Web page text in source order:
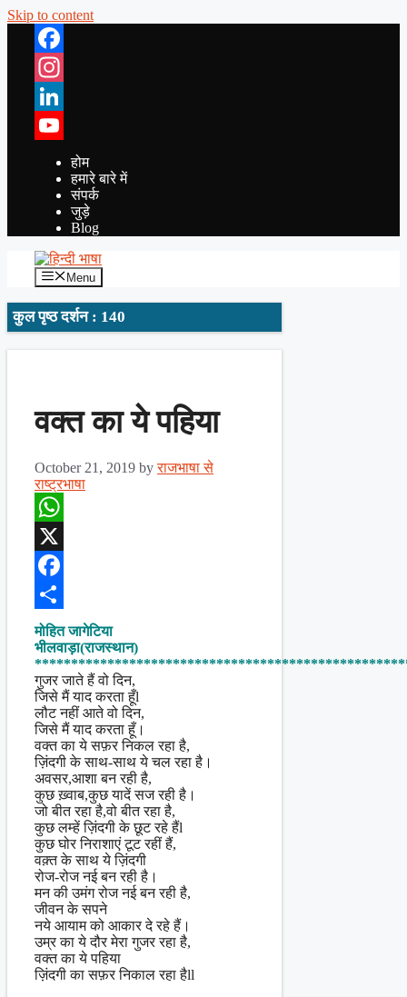
Skip to content
Facebook
Instagram
LinkedIn
YouTube
होम
हमारे बारे में
संपर्क
जुड़े
Blog
Menu
कुल पृष्ठ दर्शन : 140
वक्त का ये पहिया
October 21, 2019 byराजभाषा से
राष्ट्रभाषा
WhatsApp
X
Facebook
Share
मोहित जागेटिया
भीलवाड़ा(राजस्थान)
गुजर जाते हैं वो दिन,
जिसे मैं याद करता हूँl
लौट नहीं आते वो दिन,
जिसे मैं याद करता हूँ।
वक्त का ये सफ़र निकल रहा है,
ज़िंदगी के साथ-साथ ये चल रहा है।
अवसर,आशा बन रही है,
कुछ ख़्वाब,कुछ यादें सज रही है।
जो बीत रहा है,वो बीत रहा है,
कुछ लम्हें ज़िंदगी के छूट रहे हैंl
कुछ घोर निराशाएं टूट रहीं हैं,
वक़्त के साथ ये ज़िंदगी
रोज-रोज नई बन रही है।
मन की उमंग रोज नई बन रही है,
जीवन के सपने
नये आयाम को आकार दे रहे हैं।
उम्र का ये दौर मेरा गुजर रहा है,
वक्त का ये पहिया
ज़िंदगी का सफ़र निकाल रहा हैll